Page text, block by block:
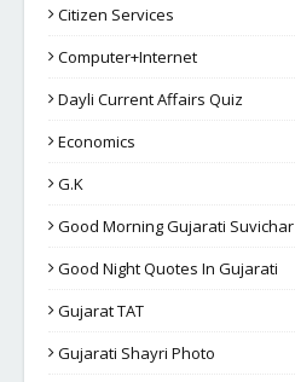
Citizen Services
Computer+Internet
Dayli Current Affairs Quiz
Economics
G.K
Good Morning Gujarati Suvichar
Good Night Quotes In Gujarati
Gujarat TAT
Gujarati Shayri Photo